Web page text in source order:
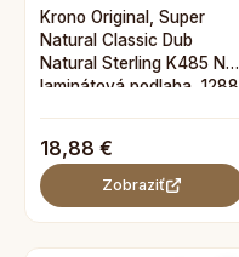
Krono Original, Super
Natural Classic Dub
Natural Sterling K485 NL,
laminátová podlaha, 1288
18,88 €
Zobraziť